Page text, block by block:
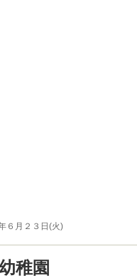
６月２３日(火)
稚園